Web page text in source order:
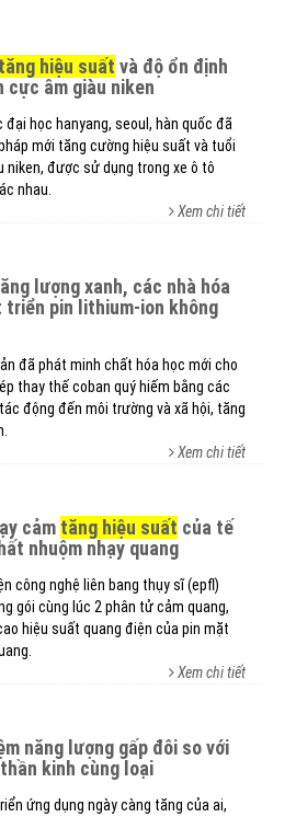
tăng hiệu suất và độ ổn định
cực âm giàu niken
học hanyang, seoul, hàn quốc đã
mới tăng cường hiệu suất và tuổi
niken, được sử dụng trong xe ô tô
nhau.
Xem chi tiết
triển pin lithium-ion không
đã phát minh chất hóa học mới cho
thay thế coban quý hiếm bằng các
động đến môi trường và xã hội, tăng
Xem chi tiết
cảm tăng hiệu suất của tế
nhuộm nhạy quang
công nghệ liên bang thụy sĩ (epfl)
gói cùng lúc 2 phân tử cảm quang,
hiệu suất quang điện của pin mặt
Xem chi tiết
kinh cùng loại
ứng dụng ngày càng tăng của ai,